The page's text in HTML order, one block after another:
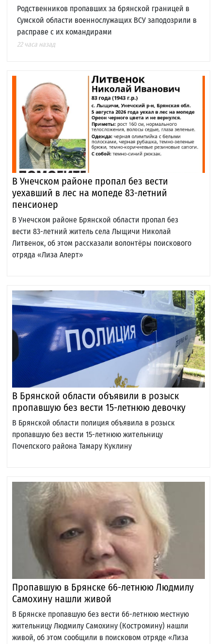
Родственников пропавших за брянской границей в
Сумской области военнослужащих ВСУ заподозрили в
расправе с их командирами
22 часа назад
В Унечском районе пропал без вести
уехавший в лес на мопеде 83-летний
пенсионер
В Унечском районе Брянской области пропал без
вести 83-летний житель села Лыщичи Николай
Литвенок, об этом рассказали волонтёры поискового
отряда «Лиза Алерт»
В Брянской области объявили в розыск
пропавшую без вести 15-летнюю девочку
В Брянской области полиция объявила в розыск
пропавшую без вести 15-летнюю жительницу
Почепского района Тамару Куклину
Пропавшую в Брянске 66-летнюю Людмилу
Самохину нашли живой
В Брянске пропавшую без вести 66-летнюю местную
жительницу Людмилу Самохину (Костромину) нашли
живой, об этом сообщили в поисковом отряде «Лиза